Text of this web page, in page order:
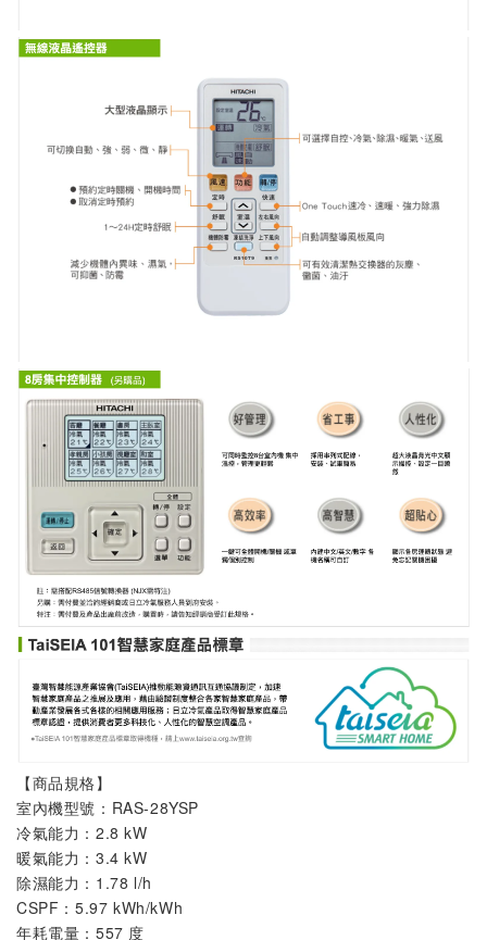
【商品規格】
室內機型號： RAS-28YSP
冷氣能力：2.8 kW
暖氣能力：3.4 kW
除濕能力：1.78 l/h
CSPF：5.97 kWh/kWh
年耗電量：557 度